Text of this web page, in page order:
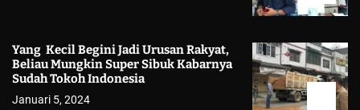
Yang Kecil Begini Jadi Urusan Rakyat,
Beliau Mungkin Super Sibuk Kabarnya
Sudah Tokoh Indonesia
Januari 5, 2024